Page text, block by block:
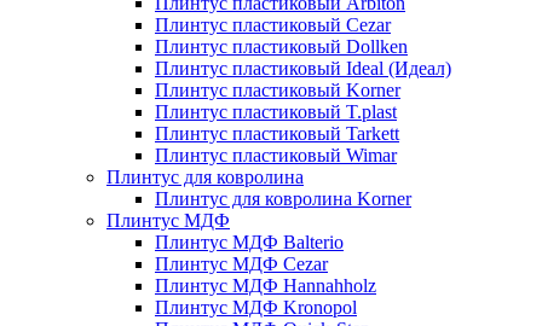
Плинтус пластиковый Cezar
Плинтус пластиковый Dollken
Плинтус пластиковый Ideal (Идеал)
Плинтус пластиковый Korner
Плинтус пластиковый T.plast
Плинтус пластиковый Tarkett
Плинтус пластиковый Wimar
Плинтус для ковролина
Плинтус для ковролина Korner
Плинтус МДФ
Плинтус МДФ Balterio
Плинтус МДФ Cezar
Плинтус МДФ Hannahholz
Плинтус МДФ Kronopol